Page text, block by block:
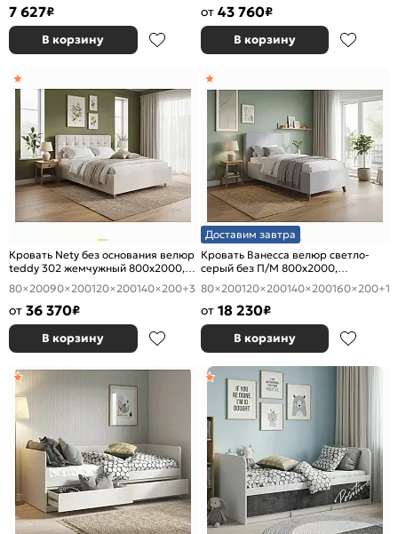
7 627₽
В корзину
от 43 760₽
В корзину
Кровать Nety без основания велюр
teddy 302 жемчужный 800x2000,
изголовье мягкое
80×20090×200120×200140×200+3
от 36 370₽
В корзину
Доставим завтра
Кровать Ванесса велюр светло-
серый без П/М 800x2000,
изголовье мягкое
80×200120×200140×200160×200+1
от 18 230₽
В корзину